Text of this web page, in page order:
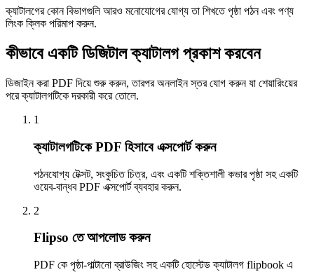
ক্যাটালগের কোন বিভাগগুলি আরও মনোযোগের যোগ্য তা শিখতে পৃষ্ঠা পঠন এবং পণ্য
লিংক ক্লিক পরিমাপ করুন.
কীভাবে একটি ডিজিটাল ক্যাটালগ প্রকাশ করবেন
ডিজাইন করা PDF দিয়ে শুরু করুন, তারপর অনলাইন স্তর যোগ করুন যা শেয়ারিংয়ের
পরে ক্যাটালগটিকে দরকারী করে তোলে.
1
ক্যাটালগটিকে PDF হিসাবে এক্সপোর্ট করুন
পঠনযোগ্য টেক্সট, সংকুচিত চিত্র, এবং একটি শক্তিশালী কভার পৃষ্ঠা সহ একটি
ওয়েব-বান্ধব PDF এক্সপোর্ট ব্যবহার করুন.
2
Flipso তে আপলোড করুন
PDF কে পৃষ্ঠা-পাল্টানো ব্রাউজিং সহ একটি হোস্টেড ক্যাটালগ flipbook এ